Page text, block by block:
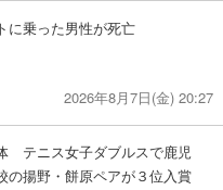
に乗った男性が死亡
2026年8月7日(金) 20:27
テニス女子ダブルスで鹿児
の揚野・餅原ペアが３位入賞